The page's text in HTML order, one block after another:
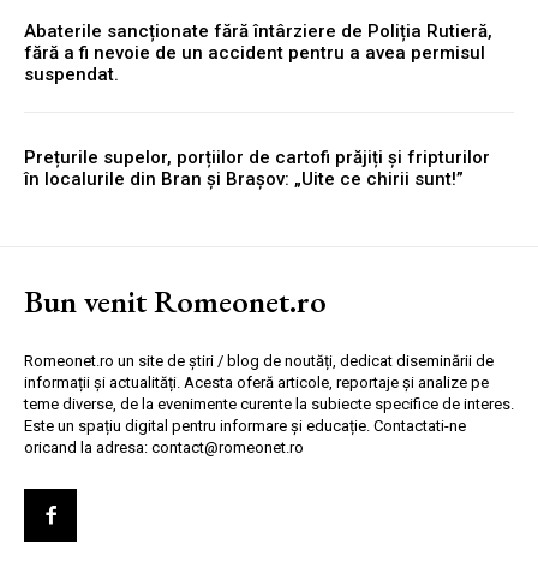
Abaterile sancționate fără întârziere de Poliția Rutieră,
fără a fi nevoie de un accident pentru a avea permisul
suspendat.
Prețurile supelor, porțiilor de cartofi prăjiți și fripturilor
în localurile din Bran și Brașov: „Uite ce chirii sunt!”
Bun venit Romeonet.ro
Romeonet.ro un site de știri / blog de noutăți, dedicat diseminării de
informații și actualități. Acesta oferă articole, reportaje și analize pe
teme diverse, de la evenimente curente la subiecte specifice de interes.
Este un spațiu digital pentru informare și educație. Contactati-ne
oricand la adresa: contact@romeonet.ro